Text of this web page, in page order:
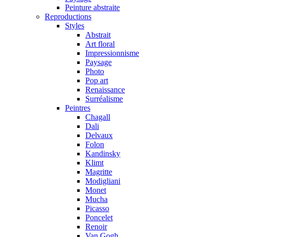
Peinture abstraite
Reproductions
Styles
Abstrait
Art floral
Impressionnisme
Paysage
Photo
Pop art
Renaissance
Surréalisme
Peintres
Chagall
Dali
Delvaux
Folon
Kandinsky
Klimt
Magritte
Modigliani
Monet
Mucha
Picasso
Poncelet
Renoir